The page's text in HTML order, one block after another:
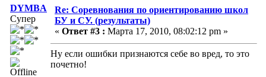
DYMBA
Супер
Re: Соревнования по ориентированию школ
БУ и СУ. (результаты)
« Ответ #3 : Марта 17, 2010, 08:02:12 pm »
Ну если ошибки признаются себе во вред, то это
почетно!